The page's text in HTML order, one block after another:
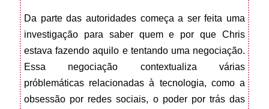
Da parte das autoridades começa a ser feita uma
investigação para saber quem e por que Chris
estava fazendo aquilo e tentando uma negociação.
Essa negociação contextualiza várias
próblemáticas relacionadas à tecnologia, como a
obsessão por redes sociais, o poder por trás das